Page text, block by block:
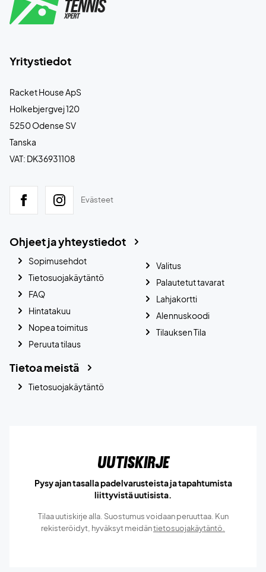
Yritystiedot
Racket House ApS
Holkebjergvej 120
5250 Odense SV
Tanska
VAT: DK36931108
Evästeet
Ohjeet ja yhteystiedot
Sopimusehdot
Tietosuojakäytäntö
FAQ
Hintatakuu
Nopea toimitus
Peruuta tilaus
Valitus
Palautetut tavarat
Lahjakortti
Alennuskoodi
Tilauksen Tila
Tietoa meistä
Tietosuojakäytäntö
Uutiskirje
Pysy ajan tasalla padelvarusteista ja tapahtumista
liittyvistä uutisista.
Tilaa uutiskirje alla. Suostumus voidaan peruuttaa. Kun
rekisteröidyt, hyväksyt meidäntietosuojakäytäntö.